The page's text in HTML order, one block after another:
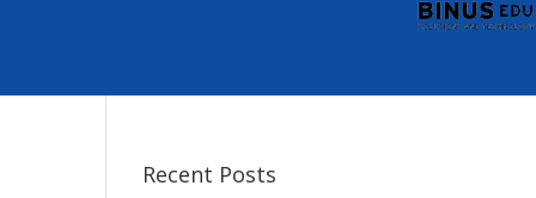
Recent Posts